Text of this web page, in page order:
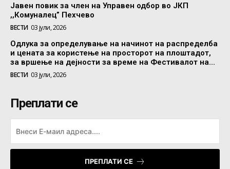
Јавен повик за член на Управен одбор во ЈКП
,,Комуналец” Пехчево
ВЕСТИ 03 јули, 2026
Одлука за определување на начинот на распределба
и цената за користење на просторот на плоштадот,
за вршење на дејности за време на Фестивалот на...
ВЕСТИ 03 јули, 2026
Преплати се
ПРЕПЛАТИ СЕ